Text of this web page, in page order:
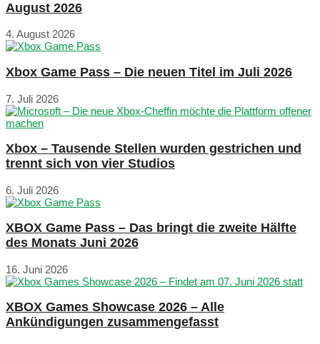
August 2026
4. August 2026
Xbox Game Pass – Die neuen Titel im Juli 2026
7. Juli 2026
Xbox – Tausende Stellen wurden gestrichen und
trennt sich von vier Studios
6. Juli 2026
XBOX Game Pass – Das bringt die zweite Hälfte
des Monats Juni 2026
16. Juni 2026
XBOX Games Showcase 2026 – Alle
Ankündigungen zusammengefasst